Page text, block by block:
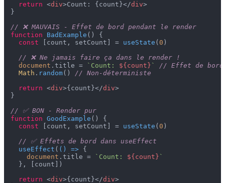
return <div>Count: {count}</div>
}
// ❌ MAUVAIS - Effet de bord pendant le render
function
BadExample ( ) {
const [count, setCount] = useState ( 0 )
// ❌ Ne jamais faire ça dans le render !
document . title = `Count: ${count} `
// Effet de bord
Math . random() // Non-déterministe
return <div>{count}</div>
}
// ✅ BON - Render pur
function GoodExample ( ) {
const [count, setCount] = useState ( 0 )
// ✅ Effets de bord dans useEffect
useEffect ( () => {
document . title = `Count: ${count} `
  }, [count])
return <div>{count}</div>